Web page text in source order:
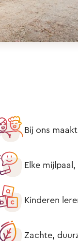
Bij ons
Elke
Kinderen
Zachte,